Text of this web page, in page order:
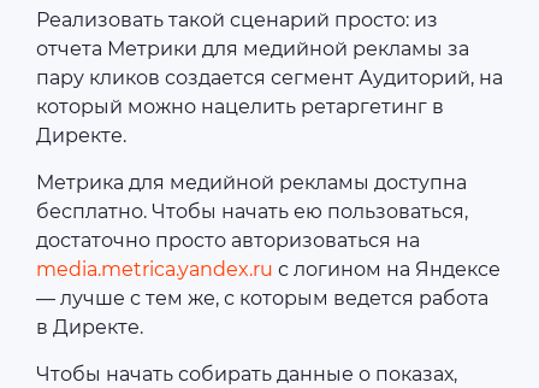
Реализовать такой сценарий просто: из
отчета Метрики для медийной рекламы за
пару кликов создается сегмент Аудиторий, на
который можно нацелить ретаргетинг в
Директе.
Метрика для медийной рекламы доступна
бесплатно. Чтобы начать ею пользоваться,
достаточно просто авторизоваться на
media.metrica.yandex.ru с логином на Яндексе
— лучше с тем же, с которым ведется работа
в Директе.
Чтобы начать собирать данные о показах,